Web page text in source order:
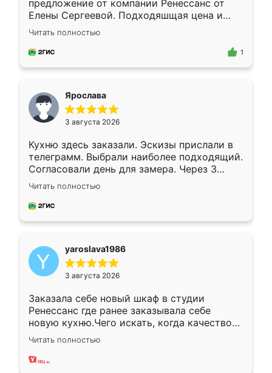
предложение от компании Ренессанс от
Елены Сергеевой. Подходяшщая цена и
короткие сроки изготовления. Приехавший
для замера сотрудник Владислав
предложил по моему эскизу самый
Читать полностью
1
Ярослава
3 августа 2026
Кухню здесь заказали. Эскизы прислали в
телеграмм. Выбрали наиболее подходящий.
Согласовали день для замера. Через 3
недели кухня была уже готова. Остались
довольны работой. Спасибо Ренессанс
мебель за качественную работу!
Читать полностью
yaroslava1986
3 августа 2026
Заказала себе новый шкаф в студии
Ренессанс где ранее заказывала себе
новую кухню.Чего искать, когда качеством
вполне довольна. Служит кухня уже почти
два года, нареканий нет.
Читать полностью